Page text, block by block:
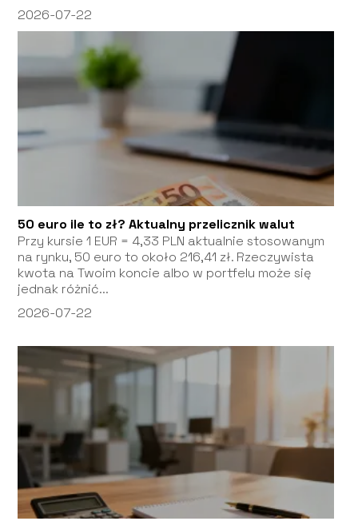
2026-07-22
50 euro ile to zł? Aktualny przelicznik walut
Przy kursie 1 EUR = 4,33 PLN aktualnie stosowanym
na rynku, 50 euro to około 216,41 zł. Rzeczywista
kwota na Twoim koncie albo w portfelu może się
jednak różnić...
2026-07-22